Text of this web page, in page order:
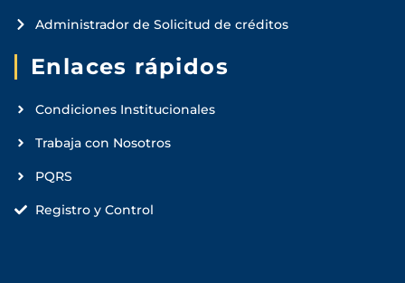
Administrador de Solicitud de créditos
Enlaces rápidos
Condiciones Institucionales
Trabaja con Nosotros
PQRS
Registro y Control